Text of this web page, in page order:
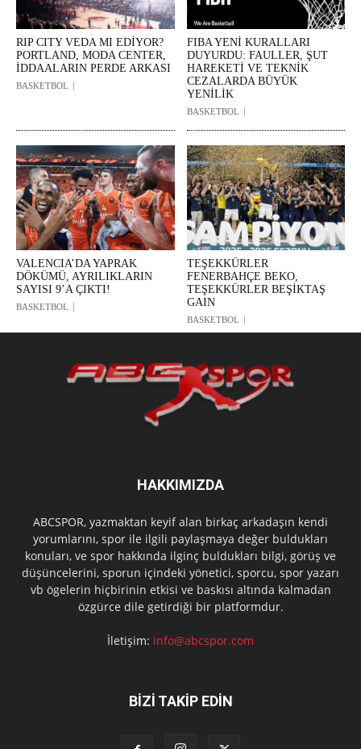
RIP CITY VEDA MI EDİYOR?
PORTLAND, MODA CENTER,
İDDAALARIN PERDE ARKASI
BASKETBOL
FIBA YENİ KURALLARI
DUYURDU: FAULLER, ŞUT
HAREKETİ VE TEKNİK
CEZALARDA BÜYÜK
YENİLİK
BASKETBOL
VALENCIA’DA YAPRAK
DÖKÜMÜ, AYRILIKLARIN
SAYISI 9’A ÇIKTI!
BASKETBOL
TEŞEKKÜRLER
FENERBAHÇE BEKO,
TEŞEKKÜRLER BEŞİKTAŞ
GAIN
BASKETBOL
HAKKIMIZDA
ABCSPOR, yazmaktan keyif alan birkaç arkadaşın kendi
yorumlarını, spor ile ilgili paylaşmaya değer buldukları
konuları, ve spor hakkında ilginç buldukları bilgi, görüş ve
düşüncelerini, sporun içindeki yönetici, sporcu, spor yazarı
vb ögelerin hiçbirinin etkisi ve baskısı altında kalmadan
özgürce dile getirdiği bir platformdur.
İletişim: info@abcspor.com
BİZİ TAKİP EDİN